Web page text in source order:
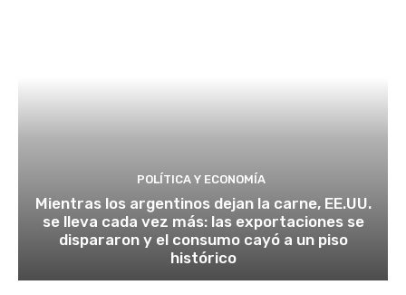
POLÍTICA Y ECONOMÍA
Mientras los argentinos dejan la carne, EE.UU.
se lleva cada vez más: las exportaciones se
dispararon y el consumo cayó a un piso
histórico